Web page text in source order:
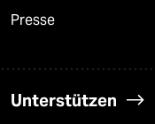
Presse
Unterstützen